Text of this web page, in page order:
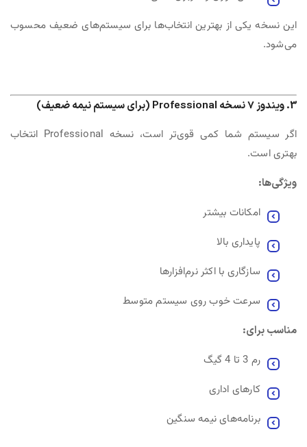
این نسخه یکی از بهترین انتخاب‌ها برای سیستم‌های ضعیف محسوب
می‌شود.
3. ویندوز 7 نسخه Professional (برای سیستم نیمه ضعیف)
اگر سیستم شما کمی قوی‌تر است، نسخه Professional انتخاب
بهتری است.
ویژگی‌ها:
امکانات بیشتر
پایداری بالا
سازگاری با اکثر نرم‌افزارها
سرعت خوب روی سیستم متوسط
مناسب برای:
رم 3 تا 4 گیگ
کارهای اداری
برنامه‌های نیمه سنگین